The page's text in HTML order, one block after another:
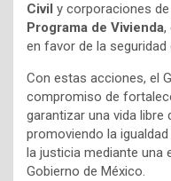
Civil y corporaciones
Programa de Vivienda,
en favor de la seguridad
Con estas acciones, el
compromiso de
garantizar una vida libre
promoviendo la
la justicia mediante una
Gobierno de México.